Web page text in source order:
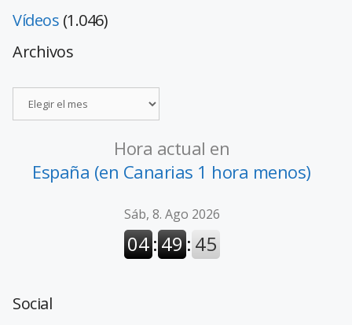
Vídeos (1.046)
Archivos
Hora actual en
España (en Canarias 1 hora menos)
Social